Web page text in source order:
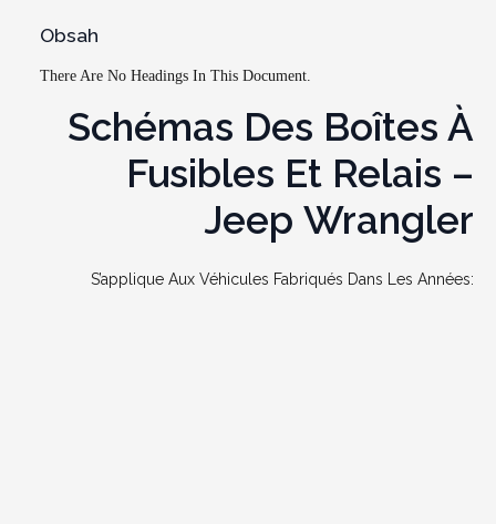
Obsah
There Are No Headings In This Document.
Schémas Des Boîtes À
Fusibles Et Relais –
Jeep Wrangler
S’applique Aux Véhicules Fabriqués Dans Les Années: